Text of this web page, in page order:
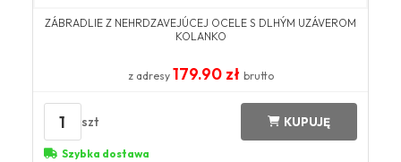
ZÁBRADLIE Z NEHRDZAVEJÚCEJ OCELE S DLHÝM UZÁVEROM
KOLANKO
z adresy 179.90 zł brutto
1 szt KUPUJĘ
Szybka dostawa